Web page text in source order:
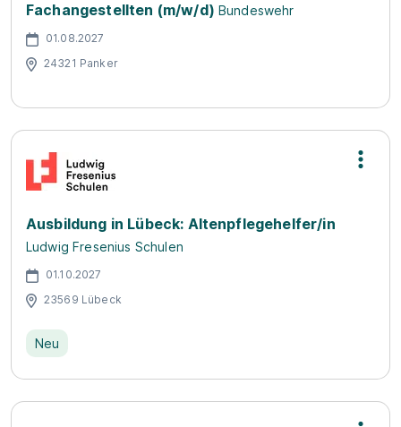
Fachangestellten (m/w/d) Bundeswehr
01.08.2027
24321 Panker
Ausbildung in Lübeck: Altenpflegehelfer/in
Ludwig Fresenius Schulen
01.10.2027
23569 Lübeck
Neu